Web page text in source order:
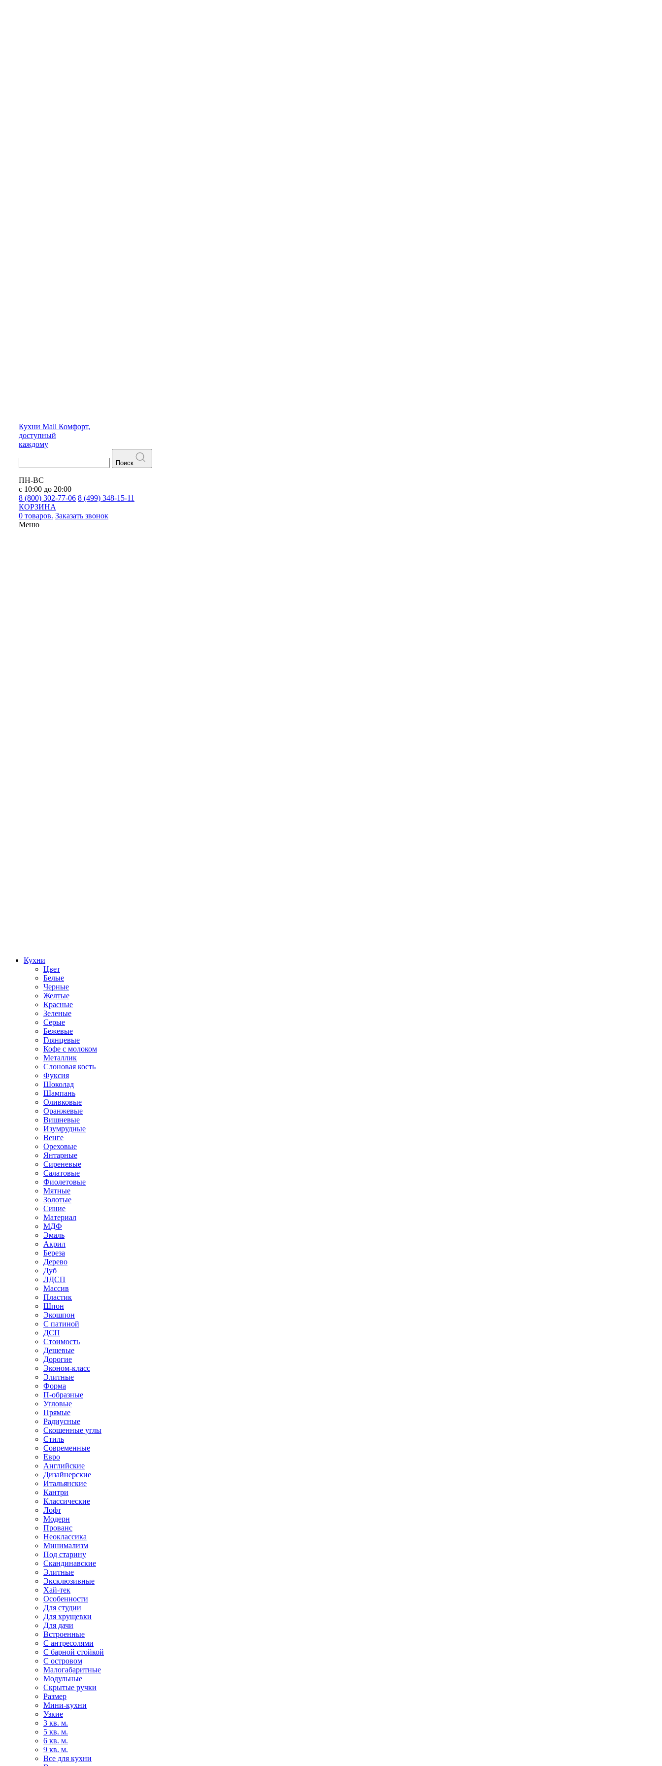
Кухни Mall Комфорт,
доступный
каждому
Поиск
ПН-ВС
с 10:00 до 20:00
8 (800) 302-77-06 8 (499) 348-15-11
КОРЗИНА
0 товаров. Заказать звонок
Меню
Кухни
Цвет
Белые
Черные
Желтые
Красные
Зеленые
Серые
Бежевые
Глянцевые
Кофе с молоком
Металлик
Слоновая кость
Фуксия
Шоколад
Шампань
Оливковые
Оранжевые
Вишневые
Изумрудные
Венге
Ореховые
Янтарные
Сиреневые
Салатовые
Фиолетовые
Мятные
Золотые
Синие
Материал
МДФ
Эмаль
Акрил
Береза
Дерево
Дуб
ЛДСП
Массив
Пластик
Шпон
Экошпон
С патиной
ДСП
Стоимость
Дешевые
Дорогие
Эконом-класс
Элитные
Форма
П-образные
Угловые
Прямые
Радиусные
Скошенные углы
Стиль
Современные
Евро
Английские
Дизайнерские
Итальянские
Кантри
Классические
Лофт
Модерн
Прованс
Неоклассика
Минимализм
Под старину
Скандинавские
Элитные
Эксклюзивные
Хай-тек
Особенности
Для студии
Для хрущевки
Для дачи
Встроенные
С антресолями
С барной стойкой
С островом
Малогабаритные
Модульные
Скрытые ручки
Размер
Мини-кухни
Узкие
3 кв. м.
5 кв. м.
6 кв. м.
9 кв. м.
Все для кухни